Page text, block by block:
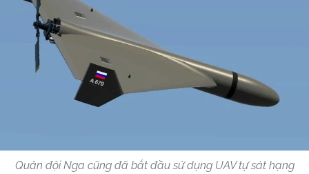
Quân đội Nga cũng đã bắt đầu sử dụng UAV tự sát hạng